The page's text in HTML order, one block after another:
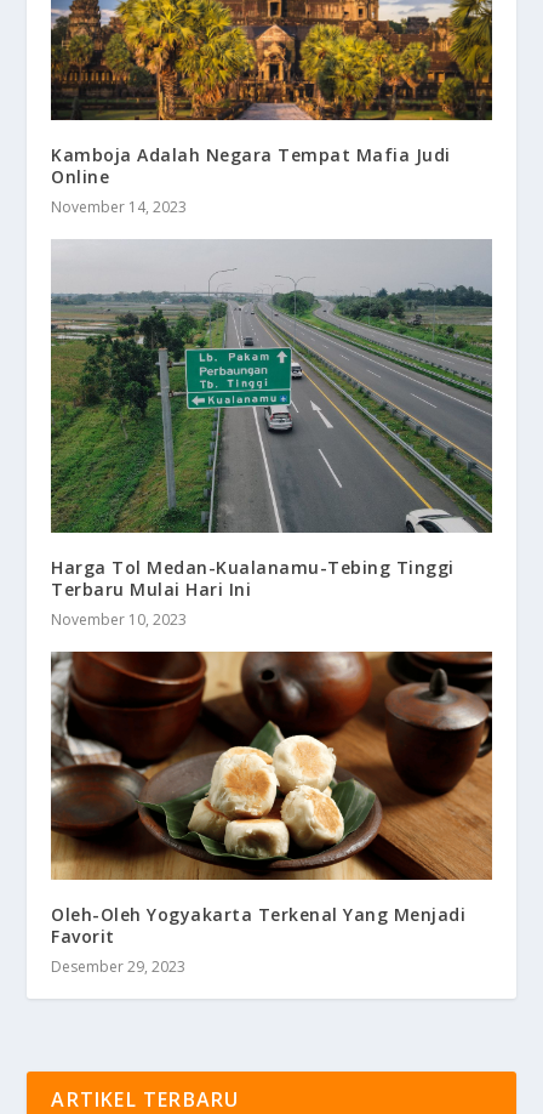
Kamboja Adalah Negara Tempat Mafia Judi
Online
November 14, 2023
Harga Tol Medan-Kualanamu-Tebing Tinggi
Terbaru Mulai Hari Ini
November 10, 2023
Oleh-Oleh Yogyakarta Terkenal Yang Menjadi
Favorit
Desember 29, 2023
ARTIKEL TERBARU